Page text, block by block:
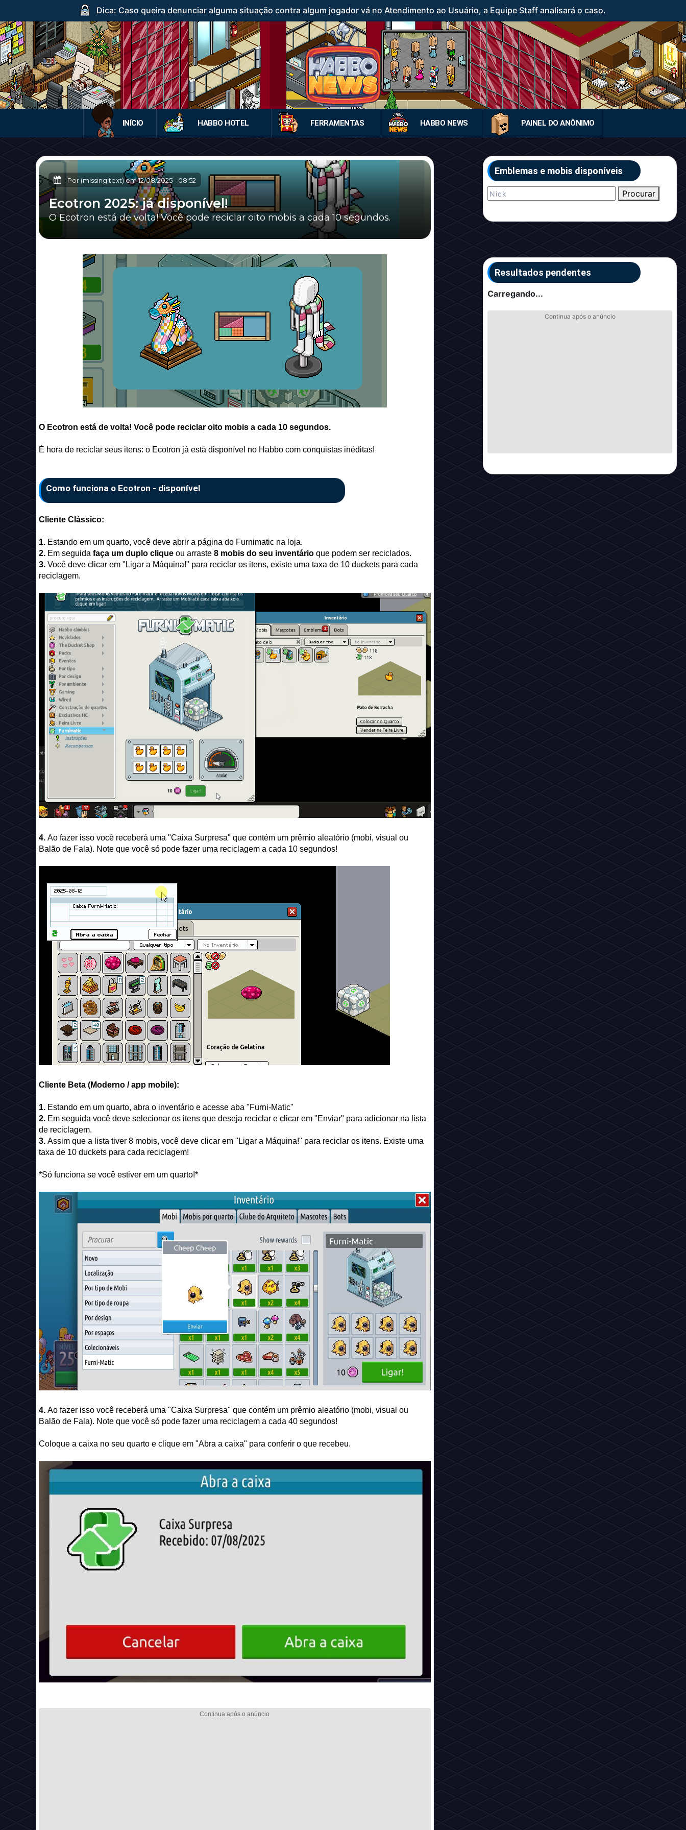
Dica: Caso queira denunciar alguma situação contra algum jogador vá no Atendimento ao Usuário, a Equipe Staff analisará o caso.
INÍCIO HABBO HOTEL FERRAMENTAS HABBO NEWS PAINEL DO ANÔNIMO
Por (missing text) em12/08/2025- 08:52
Ecotron 2025: já disponível!
O Ecotron está de volta! Você pode reciclar oito mobis a cada 10 segundos.
O Ecotron está de volta! Você pode reciclar oito mobis a cada 10 segundos.
É hora de reciclar seus itens: o Ecotron já está disponível no Habbo com conquistas inéditas!
Como funciona o Ecotron - disponível
Cliente Clássico:
1. Estando em um quarto, você deve abrir a página do Furnimatic na loja.
2. Em seguida faça um duplo clique ou arraste 8 mobis do seu inventário que podem ser reciclados.
3. Você deve clicar em "Ligar a Máquina!" para reciclar os itens, existe uma taxa de 10 duckets para cada
reciclagem.
4. Ao fazer isso você receberá uma "Caixa Surpresa" que contém um prêmio aleatório (mobi, visual ou
Balão de Fala). Note que você só pode fazer uma reciclagem a cada 10 segundos!
Cliente Beta (Moderno / app mobile):
1. Estando em um quarto, abra o inventário e acesse aba "Furni-Matic"
2. Em seguida você deve selecionar os itens que deseja reciclar e clicar em "Enviar" para adicionar na lista
de reciclagem.
3. Assim que a lista tiver 8 mobis, você deve clicar em "Ligar a Máquina!" para reciclar os itens. Existe uma
taxa de 10 duckets para cada reciclagem!
*Só funciona se você estiver em um quarto!*
4. Ao fazer isso você receberá uma "Caixa Surpresa" que contém um prêmio aleatório (mobi, visual ou
Balão de Fala). Note que você só pode fazer uma reciclagem a cada 40 segundos!
Coloque a caixa no seu quarto e clique em "Abra a caixa" para conferir o que recebeu.
Emblemas e mobis disponíveis
Procurar
Resultados pendentes
Carregando...